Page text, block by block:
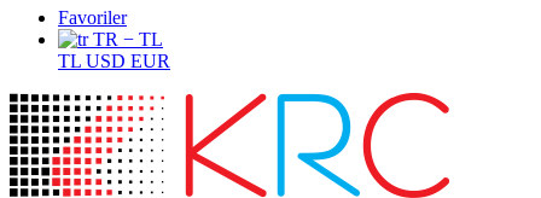
Favoriler
TR − TL
TL USD EUR